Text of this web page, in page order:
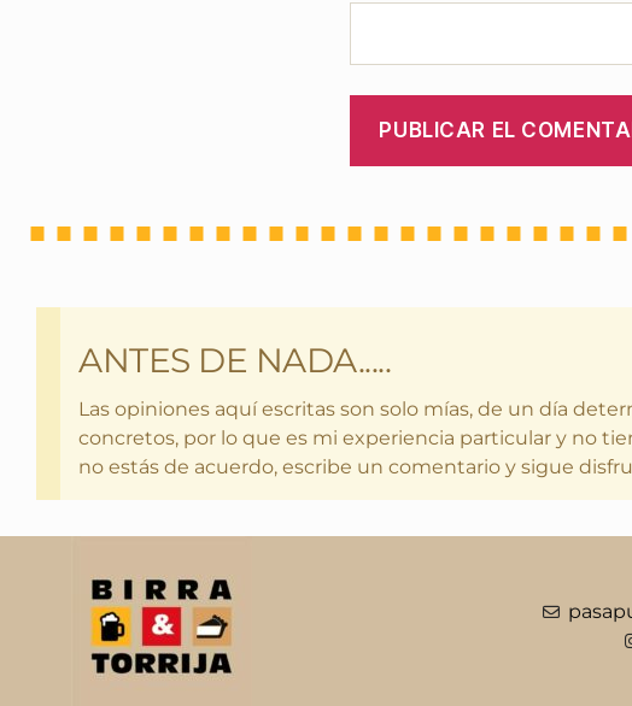
ANTES DE NADA.....
Las opiniones aquí escritas son solo mías, de un día
concretos, por lo que es mi experiencia particular y no
no estás de acuerdo, escribe un comentario y sigue